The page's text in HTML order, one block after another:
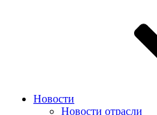
Новости
Новости отрасли